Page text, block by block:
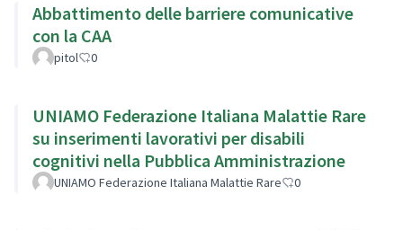
Abbattimento delle barriere comunicative
con la CAA
pitol 0
UNIAMO Federazione Italiana Malattie Rare
su inserimenti lavorativi per disabili
cognitivi nella Pubblica Amministrazione
UNIAMO Federazione Italiana Malattie Rare 0